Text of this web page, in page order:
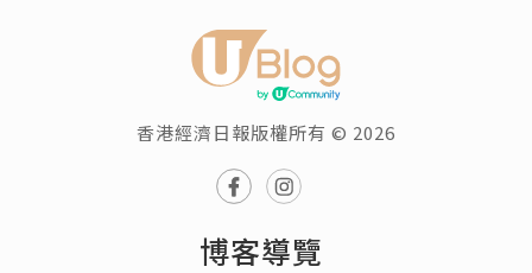
香港經濟日報版權所有 © 2026
博客導覽